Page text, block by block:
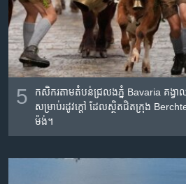
5
កសិករ​តាម​តំបន់​ជ្រលង​ភ្នំ Bavaria គង្វ
សម្រាប់​រដូវ​ក្តៅ ដែល​ស្ថិត​ជិត​ក្រុង
ម៉ង់។